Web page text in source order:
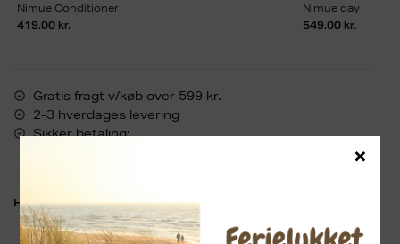
Nimue Conditioner
419,00 kr.
Nimue day
549,00 kr.
Gratis fragt v/køb over 599 kr.
2-3 hverdages levering
Sikker betaling:
Har du spørgsmål? Kontakt os her
×